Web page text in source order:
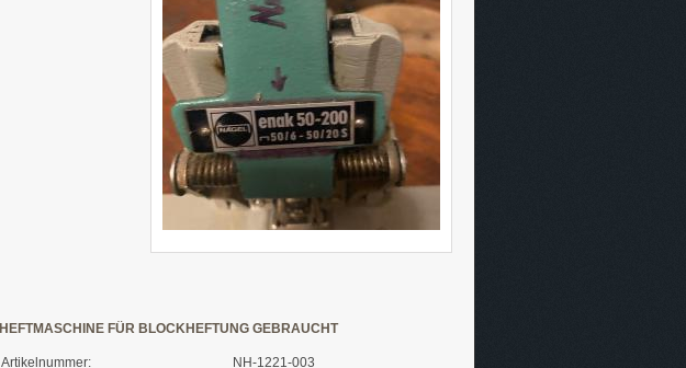
HEFTMASCHINE FÜR BLOCKHEFTUNG GEBRAUCHT
Artikelnummer: NH-1221-003